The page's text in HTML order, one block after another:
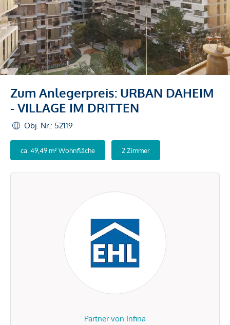
Zum Anlegerpreis: URBAN DAHEIM
- VILLAGE IM DRITTEN
Obj. Nr.: 52119
ca. 49,49 m² Wohnfläche 2 Zimmer
Partner von Infina